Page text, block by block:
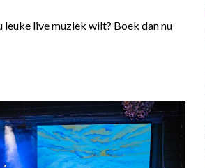
live muziek wilt? Boek dan nu